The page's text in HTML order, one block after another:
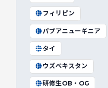
フィリピン
パプアニューギニア
タイ
ウズベキスタン
研修生OB・OG